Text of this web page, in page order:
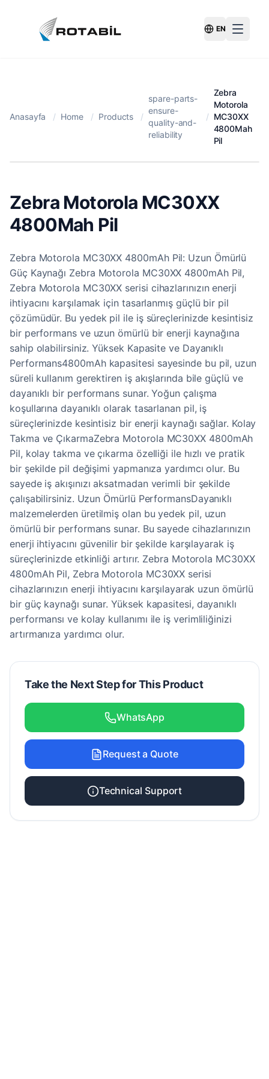
Switch
EN
Anasayfa / Home / Products /
spare-parts-
ensure-
quality-and-
reliability
/
Zebra
Motorola
MC30XX
4800Mah
Pil
Zebra Motorola MC30XX
4800Mah Pil
Zebra Motorola MC30XX 4800mAh Pil: Uzun Ömürlü
Güç Kaynağı Zebra Motorola MC30XX 4800mAh Pil,
Zebra Motorola MC30XX serisi cihazlarınızın enerji
ihtiyacını karşılamak için tasarlanmış güçlü bir pil
çözümüdür. Bu yedek pil ile iş süreçlerinizde kesintisiz
bir performans ve uzun ömürlü bir enerji kaynağına
sahip olabilirsiniz. Yüksek Kapasite ve Dayanıklı
Performans4800mAh kapasitesi sayesinde bu pil, uzun
süreli kullanım gerektiren iş akışlarında bile güçlü ve
dayanıklı bir performans sunar. Yoğun çalışma
koşullarına dayanıklı olarak tasarlanan pil, iş
süreçlerinizde kesintisiz bir enerji kaynağı sağlar. Kolay
Takma ve ÇıkarmaZebra Motorola MC30XX 4800mAh
Pil, kolay takma ve çıkarma özelliği ile hızlı ve pratik
bir şekilde pil değişimi yapmanıza yardımcı olur. Bu
sayede iş akışınızı aksatmadan verimli bir şekilde
çalışabilirsiniz. Uzun Ömürlü PerformansDayanıklı
malzemelerden üretilmiş olan bu yedek pil, uzun
ömürlü bir performans sunar. Bu sayede cihazlarınızın
enerji ihtiyacını güvenilir bir şekilde karşılayarak iş
süreçlerinizde etkinliği artırır. Zebra Motorola MC30XX
4800mAh Pil, Zebra Motorola MC30XX serisi
cihazlarınızın enerji ihtiyacını karşılayarak uzun ömürlü
bir güç kaynağı sunar. Yüksek kapasitesi, dayanıklı
performansı ve kolay kullanımı ile iş verimliliğinizi
artırmanıza yardımcı olur.
Take the Next Step for This Product
WhatsApp
Request a Quote
Technical Support